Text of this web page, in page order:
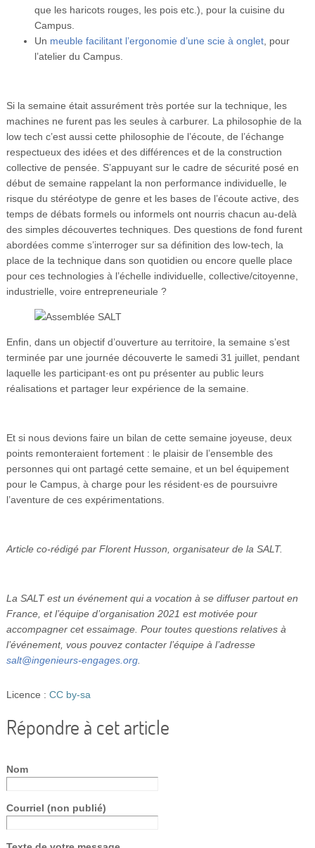
que les haricots rouges, les pois etc.), pour la cuisine du
Campus.
Un meuble facilitant l’ergonomie d’une scie à onglet, pour
l’atelier du Campus.
Si la semaine était assurément très portée sur la technique, les
machines ne furent pas les seules à carburer. La philosophie de la
low tech c’est aussi cette philosophie de l’écoute, de l’échange
respectueux des idées et des différences et de la construction
collective de pensée. S’appuyant sur le cadre de sécurité posé en
début de semaine rappelant la non performance individuelle, le
risque du stéréotype de genre et les bases de l’écoute active, des
temps de débats formels ou informels ont nourris chacun au-delà
des simples découvertes techniques. Des questions de fond furent
abordées comme s’interroger sur sa définition des low-tech, la
place de la technique dans son quotidien ou encore quelle place
pour ces technologies à l’échelle individuelle, collective/citoyenne,
industrielle, voire entrepreneuriale ?
Enfin, dans un objectif d’ouverture au territoire, la semaine s’est
terminée par une journée découverte le samedi 31 juillet, pendant
laquelle les participant·es ont pu présenter au public leurs
réalisations et partager leur expérience de la semaine.
Et si nous devions faire un bilan de cette semaine joyeuse, deux
points remonteraient fortement : le plaisir de l’ensemble des
personnes qui ont partagé cette semaine, et un bel équipement
pour le Campus, à charge pour les résident·es de poursuivre
l’aventure de ces expérimentations.
Article co-rédigé par Florent Husson, organisateur de la SALT.
La SALT est un événement qui a vocation à se diffuser partout en
France, et l’équipe d’organisation 2021 est motivée pour
accompagner cet essaimage. Pour toutes questions relatives à
l’événement, vous pouvez contacter l’équipe à l’adresse
salt@ingenieurs-engages.org.
Licence : CC by-sa
Répondre à cet article
Nom
Courriel (non publié)